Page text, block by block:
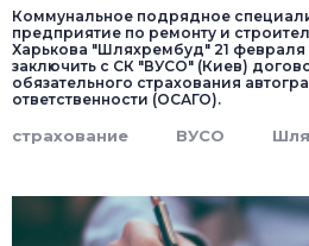
Коммунальное подрядное
предприятие по ремонту и
Харькова "Шляхрембуд" 21
заключить с СК "ВУСО" (Киев)
обязательного страхования
ответственности (ОСАГО).
страхование ВУСО